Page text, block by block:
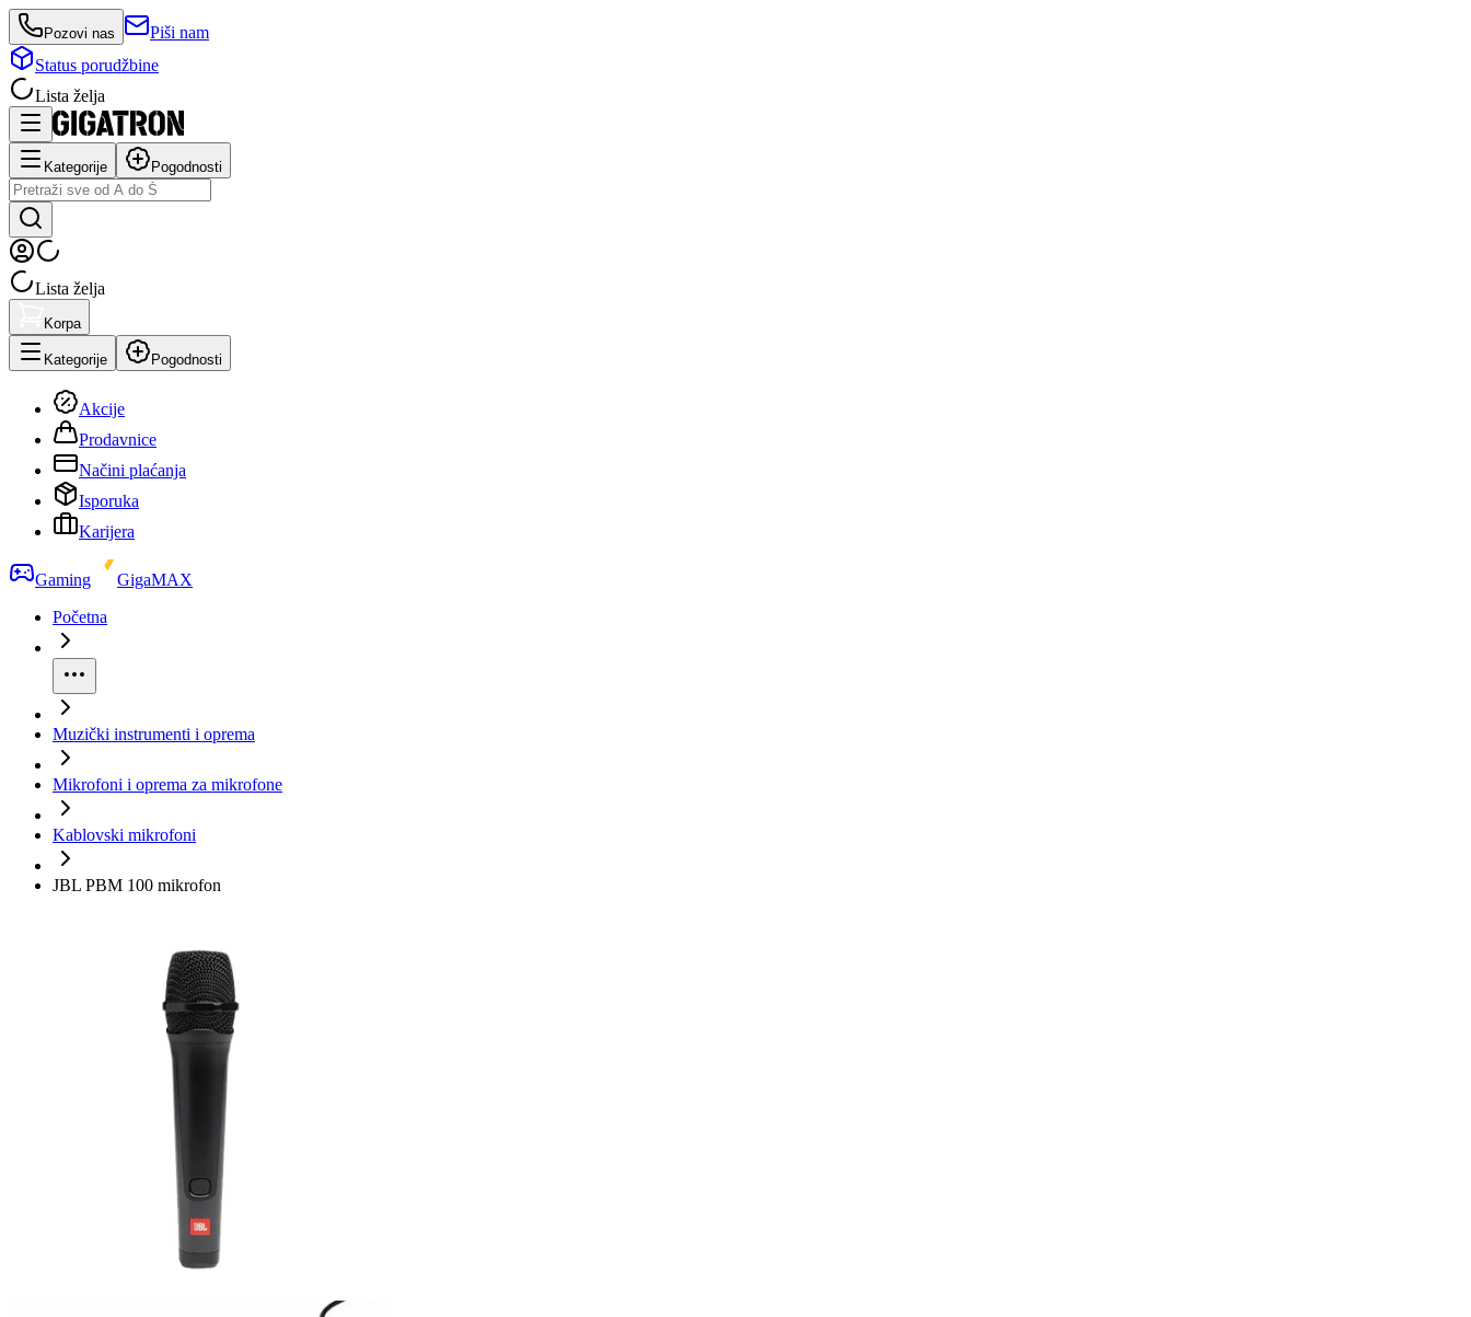
Pozovi nas
Piši nam
Status porudžbine
Lista želja
Kategorije Pogodnosti
Lista želja
Korpa
Kategorije Pogodnosti
Akcije
Prodavnice
Načini plaćanja
Isporuka
Karijera
Gaming
GigaMAX
Početna
Muzički instrumenti i oprema
Mikrofoni i oprema za mikrofone
Kablovski mikrofoni
JBL PBM 100 mikrofon